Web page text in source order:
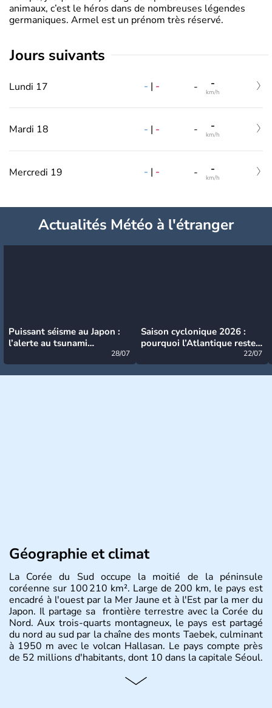
animaux, c’est le héros dans de nombreuses légendes
germaniques. Armel est un prénom très réservé.
jours suivants
Lundi 17 - | - - -
km/h
Mardi 18 - | - - -
km/h
Mercredi 19 - | - - -
km/h
Actualités Météo à l'étranger
Puissant séisme au Japon :
l’alerte au tsunami
28/07
Saison cyclonique 2026 :
pourquoi l’Atlantique reste
22/07
Géographie et climat
La Corée du Sud occupe la moitié de la péninsule
coréenne sur 100 210 km². Large de 200 km, le pays est
encadré à l'ouest par la Mer Jaune et à l'Est par la mer du
Japon. Il partage sa frontière terrestre avec la Corée du
Nord. Aux trois-quarts montagneux, le pays est partagé
du nord au sud par la chaîne des monts Taebek, culminant
à 1950 m avec le volcan Hallasan. Le pays compte près
de 52 millions d'habitants, dont 10 dans la capitale Séoul.
Histoire et administration